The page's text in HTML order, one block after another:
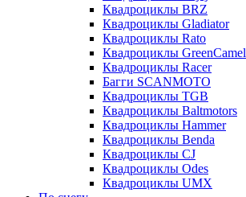
Квадроциклы BRZ
Квадроциклы Gladiator
Квадроциклы Rato
Квадроциклы GreenCamel
Квадроциклы Racer
Багги SCANMOTO
Квадроциклы TGB
Квадроциклы Baltmotors
Квадроциклы Hammer
Квадроциклы Benda
Квадроциклы CJ
Квадроциклы Odes
Квадроциклы UMX